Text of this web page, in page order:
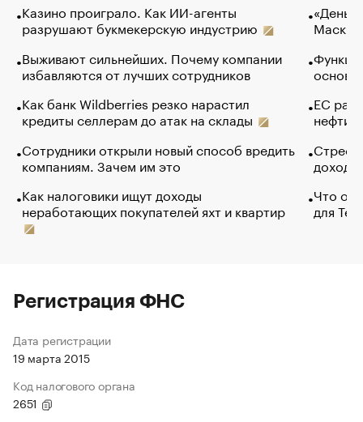
Казино проиграло. Как ИИ-агенты
разрушают букмекерскую индустрию
Выживают сильнейших. Почему компании
избавляются от лучших сотрудников
Как банк Wildberries резко нарастил
кредиты селлерам до атак на склады
Сотрудники открыли новый способ вредить
компаниям. Зачем им это
Как налоговики ищут доходы
неработающих покупателей яхт и квартир
Маск в
основ
ЕС
нефти
Что
для
Регистрация ФНС
Дата регистрации
19 марта 2015
Код налогового органа
2651